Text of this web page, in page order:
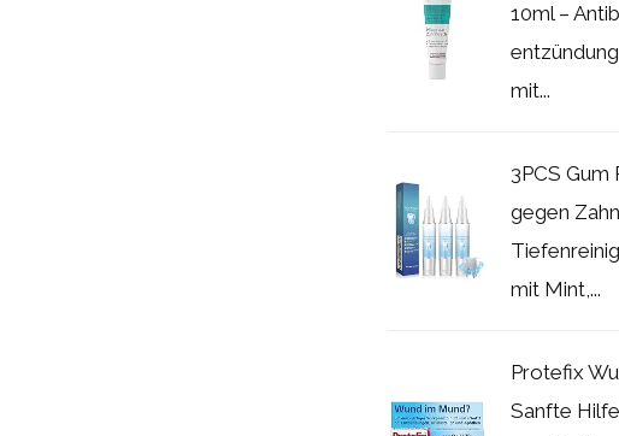
10ml –
mit...
3PCS
gegen
mit Mint,...
Protefix
Sanfte